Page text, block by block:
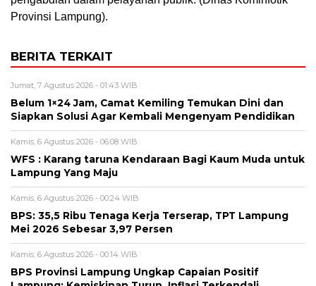
Provinsi Lampung).
BERITA TERKAIT
Jumat, 7 Agustus 2026 - 01:43 WIB
Belum 1×24 Jam, Camat Kemiling Temukan Dini dan
Siapkan Solusi Agar Kembali Mengenyam Pendidikan
Kamis, 6 Agustus 2026 - 06:08 WIB
WFS : Karang taruna Kendaraan Bagi Kaum Muda untuk
Lampung Yang Maju
Kamis, 6 Agustus 2026 - 00:24 WIB
BPS: 35,5 Ribu Tenaga Kerja Terserap, TPT Lampung
Mei 2026 Sebesar 3,97 Persen
Kamis, 6 Agustus 2026 - 00:14 WIB
BPS Provinsi Lampung Ungkap Capaian Positif